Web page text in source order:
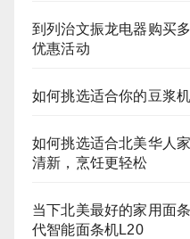
到列治文振龙电器购买
优惠活动
如何挑选适合你的豆浆
如何挑选适合北美华人
清新，烹饪更轻松
当下北美最好的家用面
代智能面条机L20